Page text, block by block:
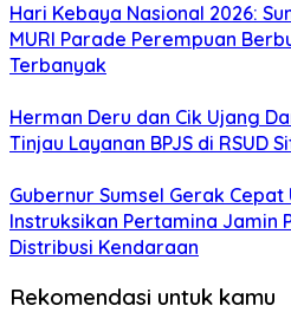
Hari Kebaya Nasional 2026:
MURI Parade Perempuan
Terbanyak
Herman Deru dan Cik Ujang
Tinjau Layanan BPJS di RSUD
Gubernur Sumsel Gerak
Instruksikan Pertamina Jamin
Distribusi Kendaraan
Rekomendasi untuk kamu